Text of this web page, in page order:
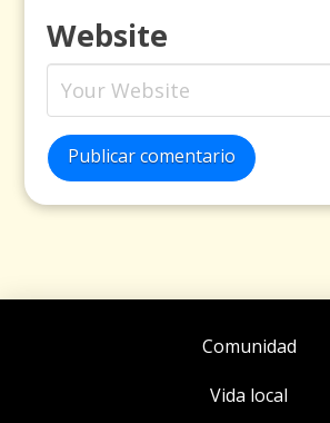
Website
Publicar comentario
Comunidad
Vida local